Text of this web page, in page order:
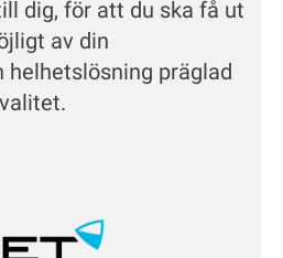
dig, för att du ska få ut
av din
helhetslösning präglad